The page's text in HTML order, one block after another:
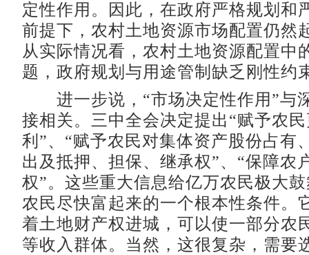
定性作用。因此，在政府严格规划和
前提下，农村土地资源市场配置仍然
从实际情况看，农村土地资源配置中
题，政府规划与用途管制缺乏刚性约
进一步说，“市场决定性作用”与
接相关。三中全会决定提出“赋予农
利”、“赋予农民对集体资产股份占有
出及抵押、担保、继承权”、“保障农
权”。这些重大信息给亿万农民极大
农民尽快富起来的一个根本性条件。
着土地财产权进城，可以使一部分农
等收入群体。当然，这很复杂，需要